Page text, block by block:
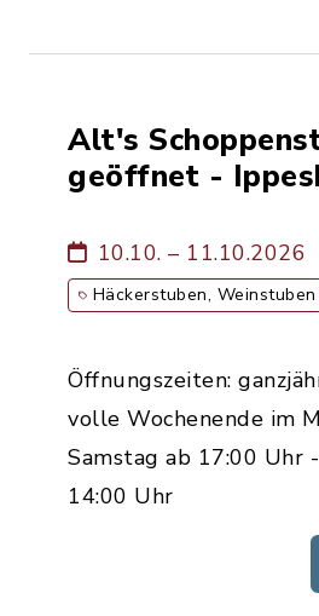
Alt's
geöffnet -
10.10. – 11.10.2026
Häckerstuben, Weinstuben
Öffnungszeiten:
volle Wochenende im
Samstag ab 17:00 Uhr
14:00 Uhr